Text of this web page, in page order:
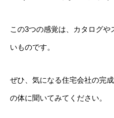
この3つの感覚は、カタログ
いものです。
ぜひ、気になる住宅会社の完
の体に聞いてみてください。